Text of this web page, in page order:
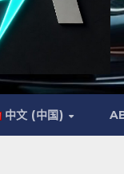
中文 (中国)